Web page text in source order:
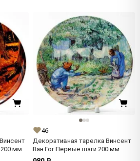
мм.
46
Декоративная тарелка Винсент
Ван Гог Первые шаги 200 мм.